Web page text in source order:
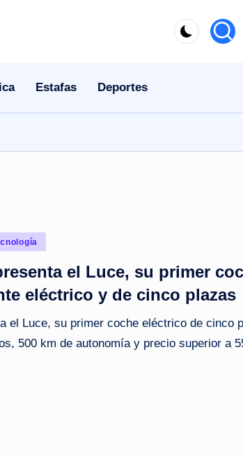
Estafas Deportes
el Luce, su primer
eléctrico y de cinco plazas
el Luce, su primer coche eléctrico de cinco
500 km de autonomía y precio superior a